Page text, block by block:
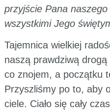
przyjście Pana
wszystkimi Jego
Tajemnica wielkiej
naszą prawdziwą
co znojem, a początku
Przyszliśmy po to, aby
ciele. Ciało się cały